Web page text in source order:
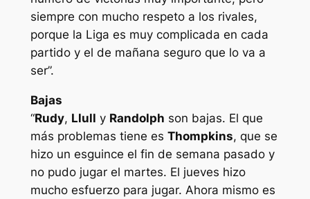
siempre con mucho respeto a los rivales,
porque la Liga es muy complicada en cada
partido y el de mañana seguro que lo va a
ser”.
Bajas
“Rudy, Llull y Randolph son bajas. El que
más problemas tiene es Thompkins, que se
hizo un esguince el fin de semana pasado y
no pudo jugar el martes. El jueves hizo
mucho esfuerzo para jugar. Ahora mismo es